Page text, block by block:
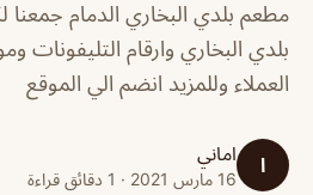
مطعم بلدي البخاري الدمام
بلدي البخاري وارقام التليفونات
العملاء وللمزيد انضم الي الموقع
ا اماني
16 مارس 2021 · 1 دقائق قراءة